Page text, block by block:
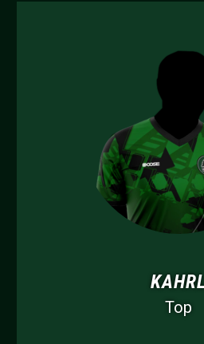
KAHRL
Top